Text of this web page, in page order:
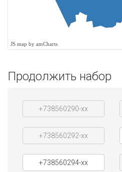
JS map by amCharts
Продолжить набор
+738560290-xx
+738560292-xx
+738560294-xx